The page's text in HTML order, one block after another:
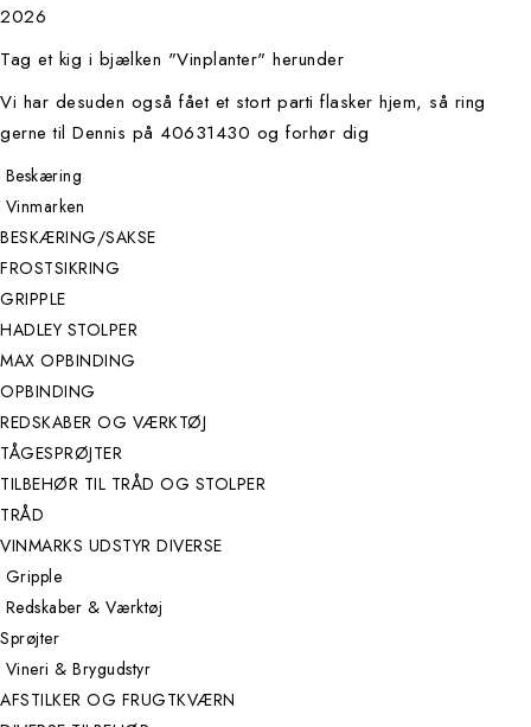
2026
Tag et kig i bjælken "Vinplanter" herunder
Vi har desuden også fået et stort parti flasker hjem, så ring
gerne til Dennis på 40631430 og forhør dig
Beskæring
Vinmarken
BESKÆRING/SAKSE
FROSTSIKRING
GRIPPLE
HADLEY STOLPER
MAX OPBINDING
OPBINDING
REDSKABER OG VÆRKTØJ
TÅGESPRØJTER
TILBEHØR TIL TRÅD OG STOLPER
TRÅD
VINMARKS UDSTYR DIVERSE
Gripple
Redskaber & Værktøj
Sprøjter
Vineri & Brygudstyr
AFSTILKER OG FRUGTKVÆRN